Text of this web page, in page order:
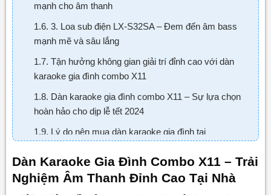
mạnh cho âm thanh
1.6. 3. Loa sub điện LX-S32SA – Đem đến âm bass
mạnh mẽ và sâu lắng
1.7. Tận hưởng không gian giải trí đỉnh cao với dàn
karaoke gia đình combo X11
1.8. Dàn karaoke gia đình combo X11 – Sự lựa chọn
hoàn hảo cho dịp lễ tết 2024
1.9. Lý do nên mua dàn karaoke gia đình tại
1.10. Thông tin liên hệ:
Dàn Karaoke Gia Đình Combo X11 – Trải
Nghiệm Âm Thanh Đỉnh Cao Tại Nhà